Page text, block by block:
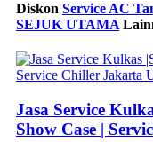
Diskon Service AC
SEJUK UTAMA
Jasa Service
Show Case |